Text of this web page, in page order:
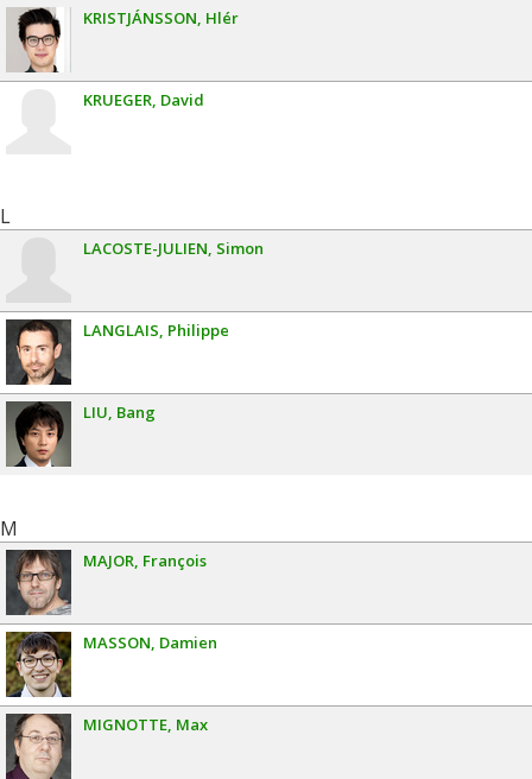
KRISTJÁNSSON Hlér
KRUEGER David
L
LACOSTE-JULIEN Simon
LANGLAIS Philippe
LIU Bang
M
MAJOR François
MASSON Damien
MIGNOTTE Max